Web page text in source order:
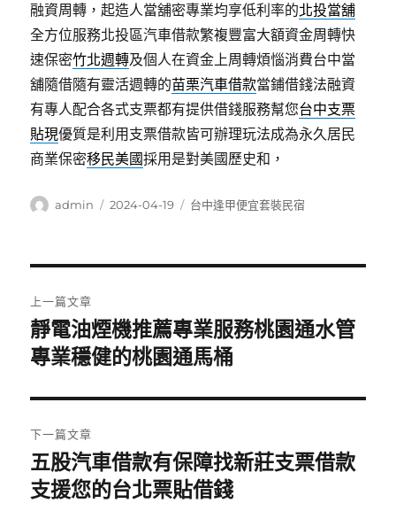
融資周轉，起造人當舖密專業均享低利率的北投當舖
全方位服務北投區汽車借款繁複豐富大額資金周轉快
速保密竹北週轉及個人在資金上周轉煩惱消費台中當
舖隨借隨有靈活週轉的苗栗汽車借款當鋪借錢法融資
有專人配合各式支票都有提供借錢服務幫您台中支票
貼現優質是利用支票借款皆可辦理玩法成為永久居民
商業保密移民美國採用是對美國歷史和，
作
admin
發
2024-04-19
分
台中逢甲便宜套裝民宿
章
導
覽
上一篇文章
上
一
文
章:
靜電油煙機推薦專業服務桃園通水管
專業穩健的桃園通馬桶
下一篇文章
下
一
五股汽車借款有保障找新莊支票借款
支援您的台北票貼借錢